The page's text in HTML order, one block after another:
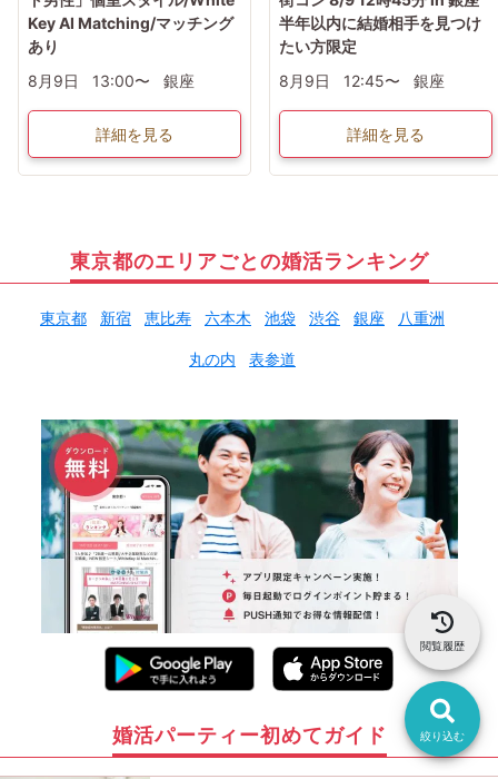
絞り込む
閲覧履歴
Key AI Matching/マッチング
あり
8月9日
13:00〜 銀座
詳細を見る
半年以内に結婚相手を見つけ
たい方限定
8月9日
12:45〜 銀座
詳細を見る
東京都のエリアごとの婚活ランキング
東京都 新宿 恵比寿 六本木 池袋 渋谷 銀座 八重洲
丸の内 表参道
婚活パーティー初めてガイド